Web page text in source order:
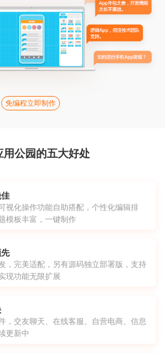
免编程立即制作
用公园的五大好处
视化操作功能自助搭配，个性化编辑排
模板丰富，一键制作
，完美适配，另有源码独立部署版，支持
现功能无限扩展
，交友聊天、在线客服、自营电商、信息
更新中